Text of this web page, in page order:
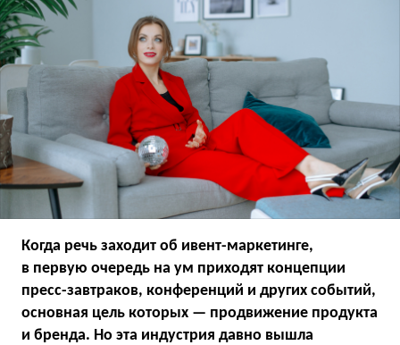
Когда речь заходит об ивент-маркетинге,
в первую очередь на ум приходят концепции
пресс-завтраков, конференций и других событий,
основная цель которых — продвижение продукта
и бренда. Но эта индустрия давно вышла